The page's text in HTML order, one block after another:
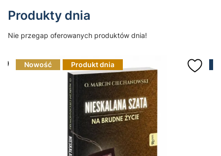
Produkty dnia
Nie przegap oferowanych produktów dnia!
Nowość Produkt dnia